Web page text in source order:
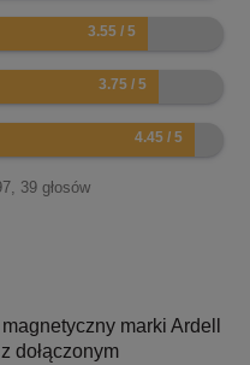
, 39 głosów
marki Ardell
dołączonym